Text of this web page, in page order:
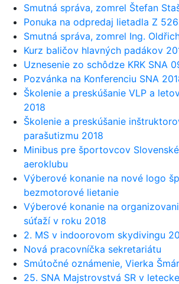
Smutná správa, zomrel Štefan
Ponuka na odpredaj lietadla Z
Smutná správa, zomrel Ing.
Kurz baličov hlavných padákov
Uznesenie zo schôdze KRK SNA
Pozvánka na Konferenciu SNA
Školenie a preskúšanie VLP a
2018
Školenie a preskúšanie
parašutizmu 2018
Minibus pre športovcov
aeroklubu
Výberové konanie na nové logo
bezmotorové lietanie
Výberové konanie na
súťaží v roku 2018
2. MS v indoorovom skydivingu
Nová pracovníčka sekretariátu
Smútočné oznámenie, Vierka
25. SNA Majstrovstvá SR v